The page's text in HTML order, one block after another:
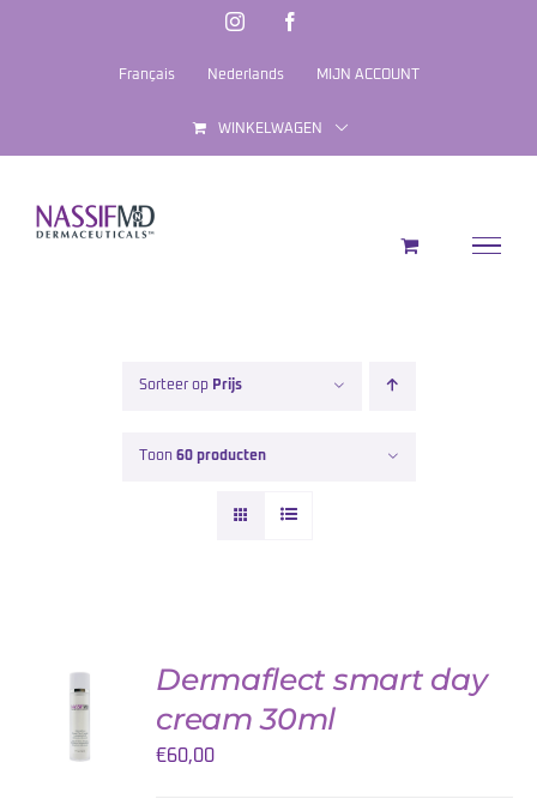
Instagram
Français Nederlands MIJN ACCOUNT
WINKELWAGEN
Sorteer op Prijs
Toon 60 producten
TOEVOEGEN
AAN
WINKELWAGEN
/
Dermaflect smart day
cream 30ml
€60,00